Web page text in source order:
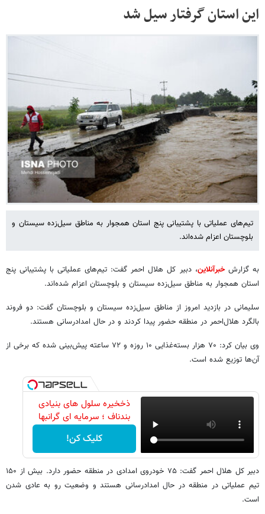
این استان گرفتار سیل شد
تیم‌های عملیاتی با پشتیبانی پنج استان همجوار به مناطق سیل‌زده سیستان و
بلوچستان اعزام شده‌اند.
به گزارشخبرآنلاین، دبیر کل هلال احمر گفت: تیم‌های عملیاتی با پشتیبانی پنج
استان همجوار به مناطق سیل‌زده سیستان و بلوچستان اعزام شده‌اند.
سلیمانی در بازدید امروز از مناطق سیل‌زده سیستان و بلوچستان گفت: دو فروند
بالگرد هلال‌احمر در منطقه حضور پیدا کردند و در حال امدادرسانی هستند.
وی بیان کرد: ۷۰ هزار بسته‌غذایی ۱۰ روزه و ۷۲ ساعته پیش‌بینی شده که برخی از
آن‌ها توزیع شده است.
ذخخیره سلول های بنیادی
بندناف ؛ سرمایه ای گرانبها
کلیک کن!
دبیر کل هلال احمر گفت: ۷۵ خودروی امدادی در منطقه حضور دارد. بیش از ۱۵۰
تیم عملیاتی در منطقه در حال امدادرسانی هستند و وضعیت رو به عادی شدن
است.